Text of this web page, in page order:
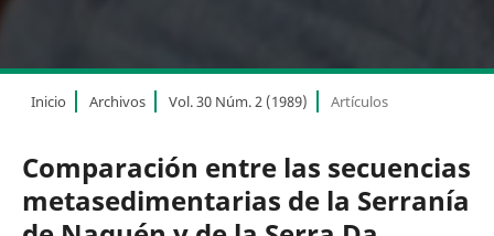
Inicio Archivos Vol. 30 Núm. 2 (1989) Artículos
Comparación entre las secuencias
metasedimentarias de la Serranía